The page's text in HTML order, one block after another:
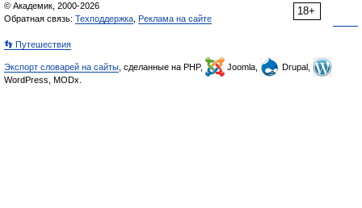
18+
© Академик, 2000-2026
Обратная связь: Техподдержка Реклама на сайте
👣 Путешествия
Экспорт словарей на сайты , сделанные на PHP, Joomla,
Drupal,
WordPress, MODx.